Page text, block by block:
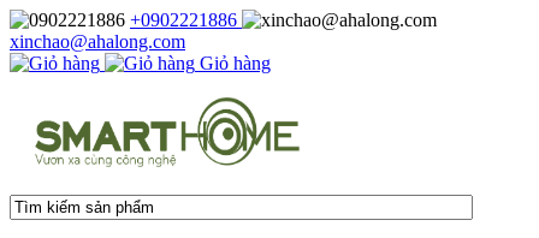
+0902221886
xinchao@ahalong.com
Giỏ hàng